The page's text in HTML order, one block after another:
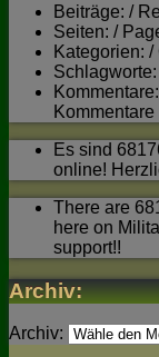
Beiträge: /
Seiten: /
Kategorien:
Kommentare
Es sind
online!
There are
here on
support!!
Archiv:
Archiv: